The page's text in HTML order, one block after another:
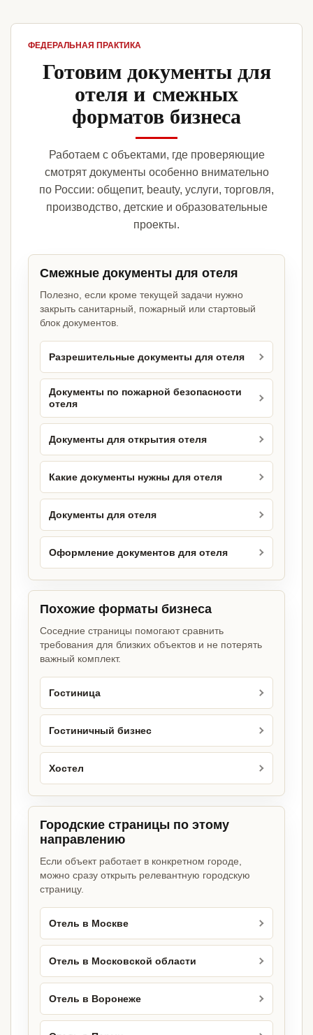
ФЕДЕРАЛЬНАЯ ПРАКТИКА
Готовим документы для
отеля и смежных
форматов бизнеса
Работаем с объектами, где проверяющие
смотрят документы особенно внимательно
по России: общепит, beauty, услуги, торговля,
производство, детские и образовательные
проекты.
Смежные документы для отеля
Полезно, если кроме текущей задачи нужно
закрыть санитарный, пожарный или стартовый
блок документов.
Разрешительные документы для отеля
Документы по пожарной безопасности
отеля
Документы для открытия отеля
Какие документы нужны для отеля
Документы для отеля
Оформление документов для отеля
Похожие форматы бизнеса
Соседние страницы помогают сравнить
требования для близких объектов и не потерять
важный комплект.
Гостиница
Гостиничный бизнес
Хостел
Городские страницы по этому
направлению
Если объект работает в конкретном городе,
можно сразу открыть релевантную городскую
страницу.
Отель в Москве
Отель в Московской области
Отель в Воронеже